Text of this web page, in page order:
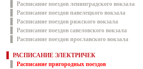
Расписание поездов ленинградского вокзала
Расписание поездов павелецкого вокзала
Расписание поездов рижского вокзала
Расписание поездов савеловского вокзала
Расписание поездов ярославского вокзала
РАСПИСАНИЕ ЭЛЕКТРИЧЕК
Расписание пригородных поездов